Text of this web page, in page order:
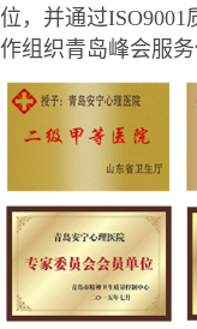
位，并通过
作组织青岛峰会服务